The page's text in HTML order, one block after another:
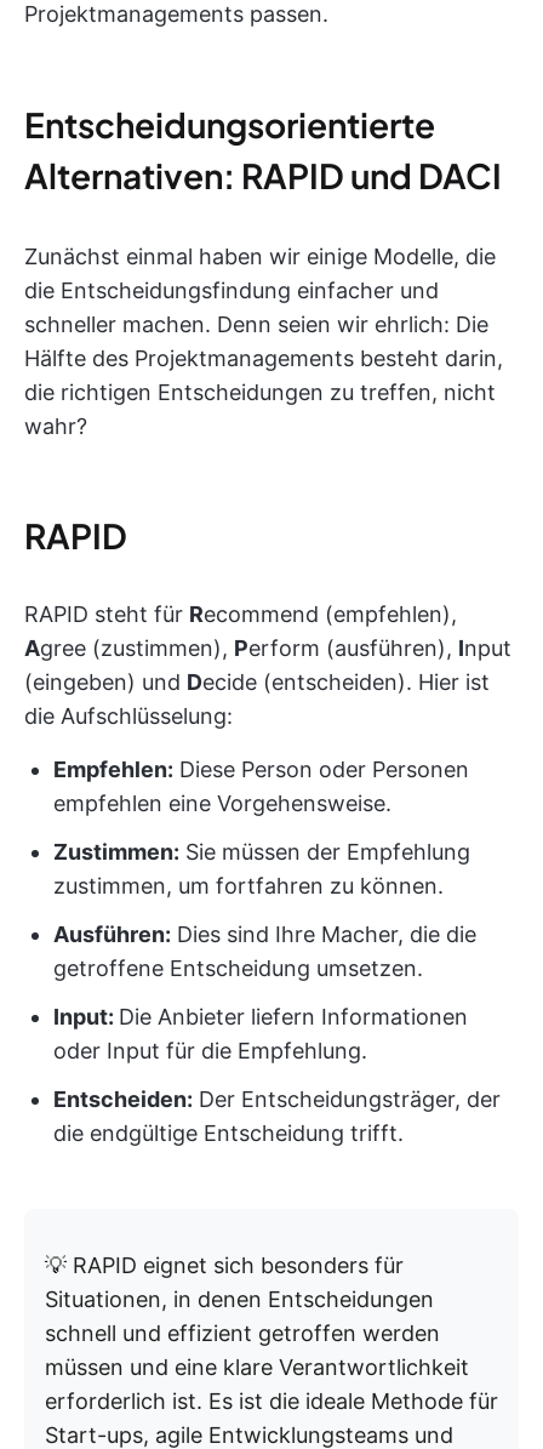
Projektmanagements passen.
Entscheidungsorientierte
Alternativen: RAPID und DACI
Zunächst einmal haben wir einige Modelle, die
die Entscheidungsfindung einfacher und
schneller machen. Denn seien wir ehrlich: Die
Hälfte des Projektmanagements besteht darin,
die richtigen Entscheidungen zu treffen, nicht
wahr?
RAPID
RAPID steht für Recommend (empfehlen),
Agree (zustimmen), Perform (ausführen), Input
(eingeben) und Decide (entscheiden). Hier ist
die Aufschlüsselung:
Empfehlen: Diese Person oder Personen
empfehlen eine Vorgehensweise.
Zustimmen: Sie müssen der Empfehlung
zustimmen, um fortfahren zu können.
Ausführen: Dies sind Ihre Macher, die die
getroffene Entscheidung umsetzen.
Input: Die Anbieter liefern Informationen
oder Input für die Empfehlung.
Entscheiden: Der Entscheidungsträger, der
die endgültige Entscheidung trifft.
💡 RAPID eignet sich besonders für
Situationen, in denen Entscheidungen
schnell und effizient getroffen werden
müssen und eine klare Verantwortlichkeit
erforderlich ist. Es ist die ideale Methode für
Start-ups, agile Entwicklungsteams und